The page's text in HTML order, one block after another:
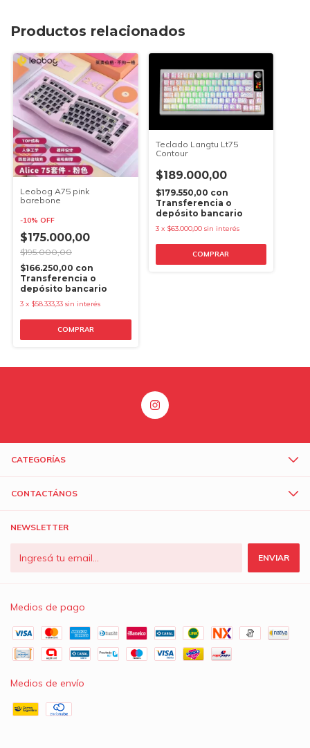
Productos relacionados
Leobog A75 pink
barebone
-10% OFF
$175.000,00
$195.000,00
$166.250,00 con
Transferencia o
depósito bancario
3 x $58.333,33 sin interés
Teclado Langtu Lt75
Contour
$189.000,00
$179.550,00 con
Transferencia o
depósito bancario
3 x $63.000,00 sin interés
CATEGORÍAS
CONTACTÁNOS
NEWSLETTER
Medios de pago
Medios de envío